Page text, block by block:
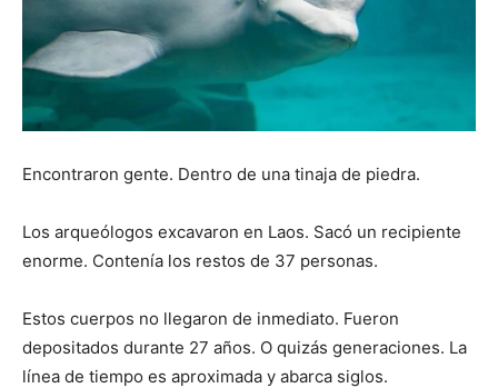
Encontraron gente. Dentro de una tinaja de piedra.
Los arqueólogos excavaron en Laos. Sacó un recipiente
enorme. Contenía los restos de 37 personas.
Estos cuerpos no llegaron de inmediato. Fueron
depositados durante 27 años. O quizás generaciones. La
línea de tiempo es aproximada y abarca siglos.